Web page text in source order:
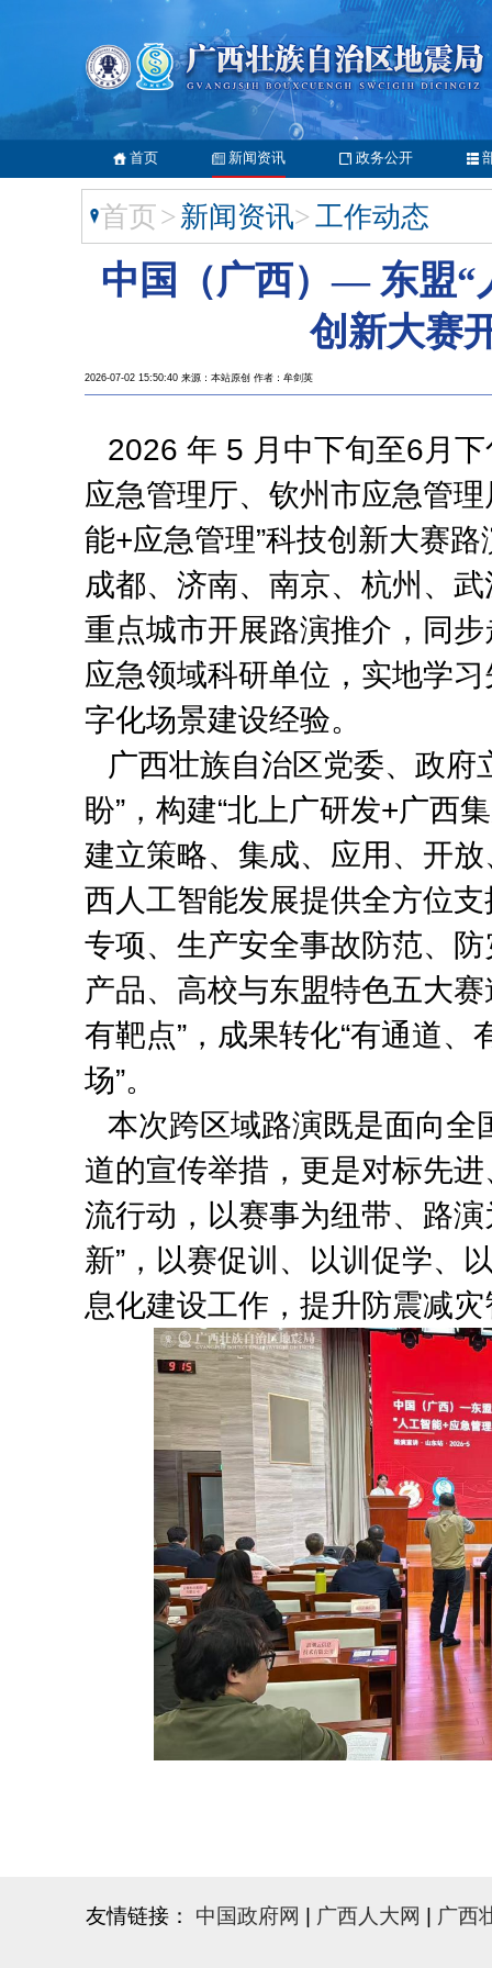
首页 新闻资讯 政务公开
首页> 新闻资讯> 工作动态
中国（广西）— 东盟“
创新大赛
2026-07-02 15:50:40 来源：本站原创 作者：牟剑英
2026 年 5 月中下旬至6月
应急管理厅、钦州市应急管
能+应急管理”科技创新大赛
成都、济南、南京、杭州、
重点城市开展路演推介，同
应急领域科研单位，实地学
字化场景建设经验。
广西壮族自治区党委、政府
盼”，构建“北上广研发+广西
建立策略、集成、应用、开
西人工智能发展提供全方位
专项、生产安全事故防范、
产品、高校与东盟特色五大
有靶点”，成果转化“有通道、
场”。
本次跨区域路演既是面向全
道的宣传举措，更是对标先
流行动，以赛事为纽带、路
新”，以赛促训、以训促学、
息化建设工作，提升防震减
友情链接： 中国政府网 | 广西人大网 | 广西